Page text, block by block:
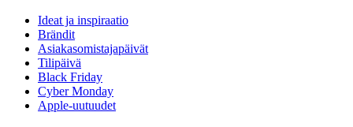
Ideat ja inspiraatio
Brändit
Asiakasomistajapäivät
Tilipäivä
Black Friday
Cyber Monday
Apple-uutuudet